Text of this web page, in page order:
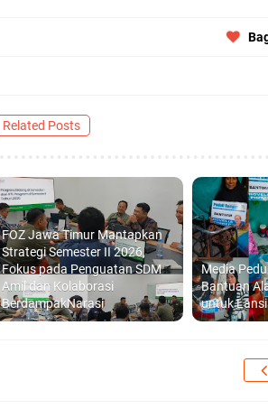
Related Posts
FOZ Jawa Timur Mantapkan
Strategi Semester II 2026,
Fokus pada Penguatan SDM
Amil dan Kolaborasi
BerdampakNarasi
Media
Bantuan
untuk